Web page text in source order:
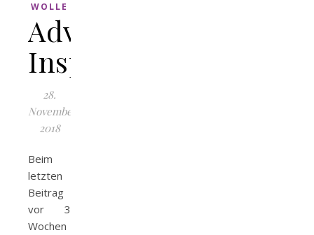
WOLLE
Adventskalender
Inspiration
28.
November
2018
Beim
letzten
Beitrag
vor 3
Wochen